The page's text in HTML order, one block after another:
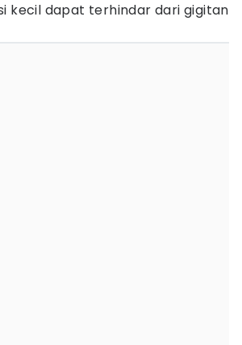
kecil dapat terhindar dari gigitan